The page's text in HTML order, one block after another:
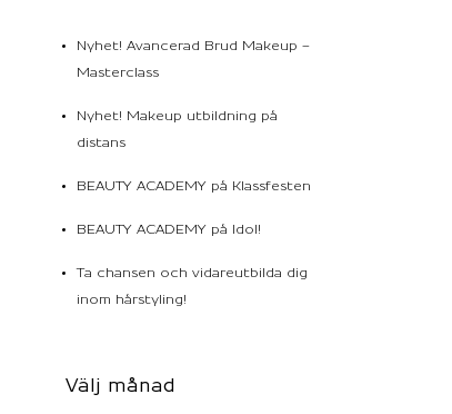
Nyhet! Avancerad Brud Makeup –
Masterclass
Nyhet! Makeup utbildning på
distans
BEAUTY ACADEMY på Klassfesten
BEAUTY ACADEMY på Idol!
Ta chansen och vidareutbilda dig
inom hårstyling!
Välj månad